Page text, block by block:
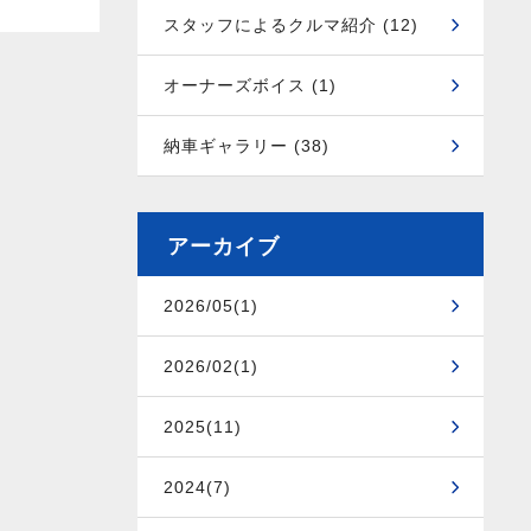
スタッフによるクルマ紹介 (12)
オーナーズボイス (1)
納車ギャラリー (38)
アーカイブ
2026/05(1)
2026/02(1)
2025(11)
2024(7)